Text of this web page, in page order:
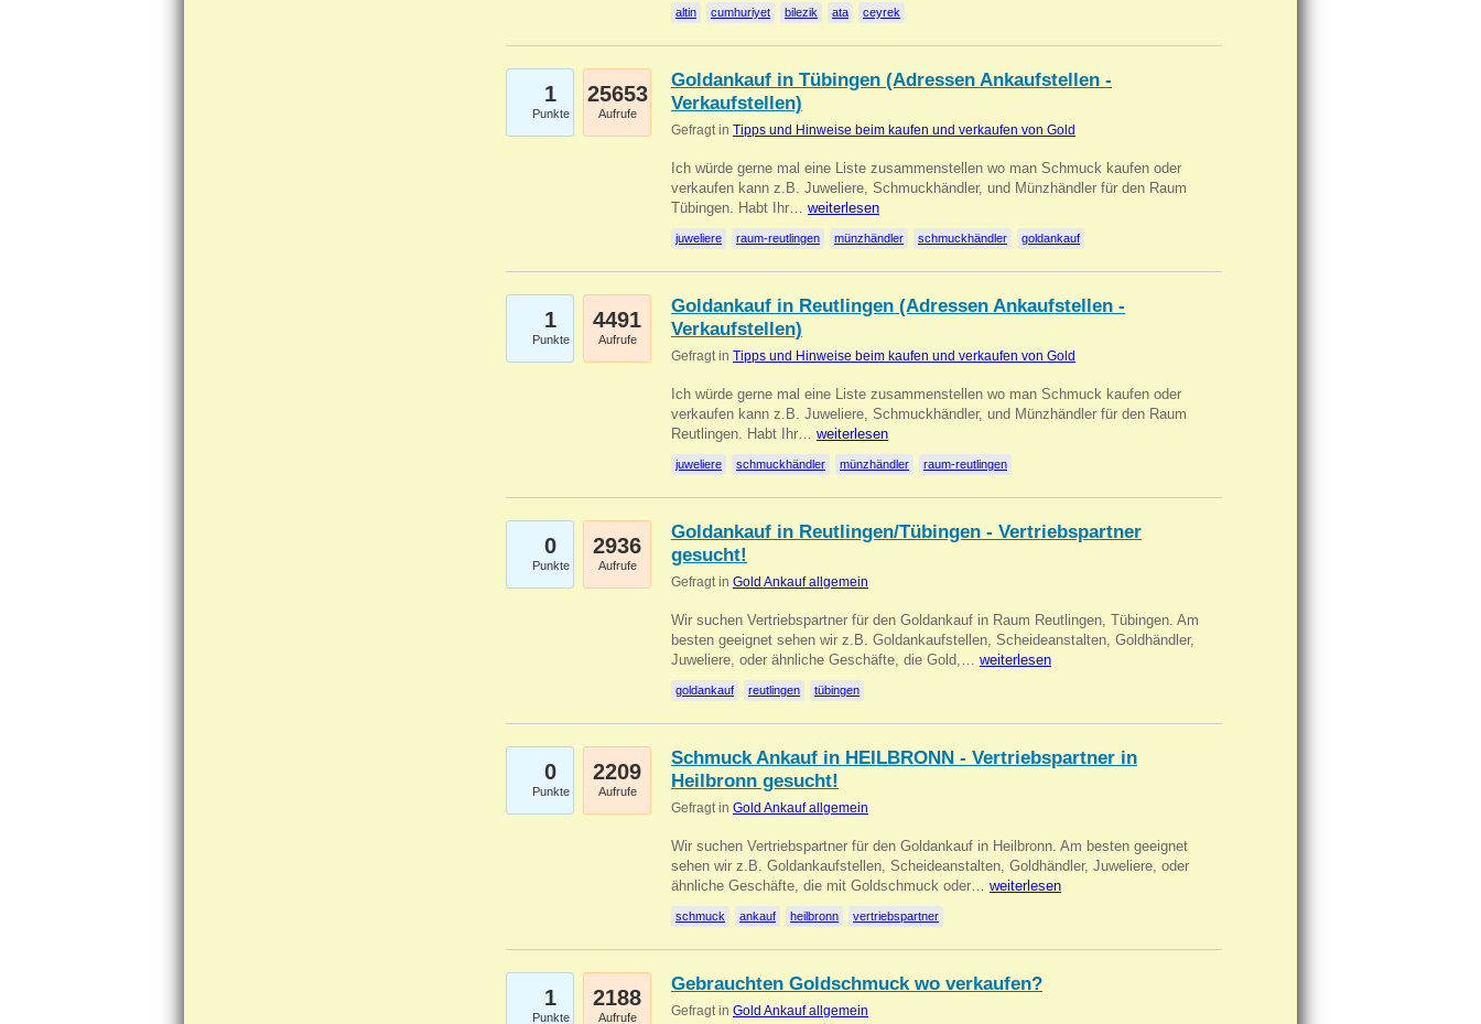
altin cumhuriyet bilezik ata ceyrek
1
Punkte
25653
Aufrufe
Goldankauf in Tübingen (Adressen Ankaufstellen -
Verkaufstellen)
Gefragt in Tipps und Hinweise beim kaufen und verkaufen von Gold
Ich würde gerne mal eine Liste zusammenstellen wo man Schmuck kaufen oder
verkaufen kann z.B. Juweliere, Schmuckhändler, und Münzhändler für den Raum
Tübingen. Habt Ihr… weiterlesen
juweliere raum-reutlingen münzhändler schmuckhändler goldankauf
1
Punkte
4491
Aufrufe
Goldankauf in Reutlingen (Adressen Ankaufstellen -
Verkaufstellen)
Gefragt in Tipps und Hinweise beim kaufen und verkaufen von Gold
Ich würde gerne mal eine Liste zusammenstellen wo man Schmuck kaufen oder
verkaufen kann z.B. Juweliere, Schmuckhändler, und Münzhändler für den Raum
Reutlingen. Habt Ihr… weiterlesen
juweliere schmuckhändler münzhändler raum-reutlingen
0
Punkte
2936
Aufrufe
Goldankauf in Reutlingen/Tübingen - Vertriebspartner
gesucht!
Gefragt in Gold Ankauf allgemein
Wir suchen Vertriebspartner für den Goldankauf in Raum Reutlingen, Tübingen. Am
besten geeignet sehen wir z.B. Goldankaufstellen, Scheideanstalten, Goldhändler,
Juweliere, oder ähnliche Geschäfte, die Gold,… weiterlesen
goldankauf reutlingen tübingen
0
Punkte
2209
Aufrufe
Schmuck Ankauf in HEILBRONN - Vertriebspartner in
Heilbronn gesucht!
Gefragt in Gold Ankauf allgemein
Wir suchen Vertriebspartner für den Goldankauf in Heilbronn. Am besten geeignet
sehen wir z.B. Goldankaufstellen, Scheideanstalten, Goldhändler, Juweliere, oder
ähnliche Geschäfte, die mit Goldschmuck oder… weiterlesen
schmuck ankauf heilbronn vertriebspartner
1
Punkte
2188
Aufrufe
Gebrauchten Goldschmuck wo verkaufen?
Gefragt in Gold Ankauf allgemein